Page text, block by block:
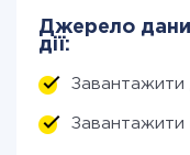
Джерело
дії:
Завантажити